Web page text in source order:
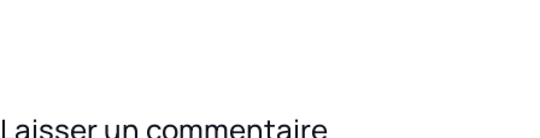
Laisser un commentaire